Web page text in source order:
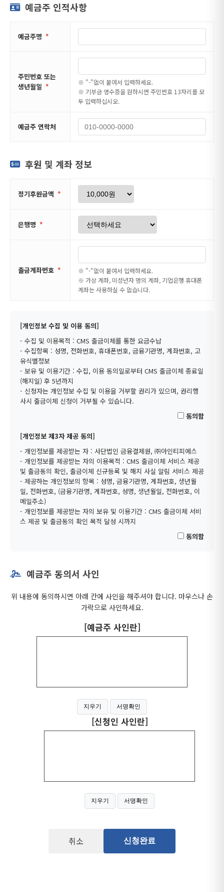
예금주 인적사항
예금주명 *
주민번호 또는
생년월일 *
※ "-"없이 붙여서 입력하세요.
※ 기부금 영수증을 원하시면 주민번호 13자리를 모
두 입력하십시오.
예금주 연락처
후원 및 계좌 정보
정기후원금액 *
은행명 *
출금계좌번호 *
※ "-"없이 붙여서 입력하세요.
※ 가상 계좌, 미성년자 명의 계좌, 기업은행 휴대폰
계좌는 사용하실 수 없습니다.
[개인정보 수집 및 이용 동의]
- 수집 및 이용목적 : CMS 출금이체를 통한 요금수납
- 수집항목 : 성명, 전화번호, 휴대폰번호, 금융기관명, 계좌번호, 고
유식별정보
- 보유 및 이용기간 : 수집, 이용 동의일로부터 CMS 출금이체 종료일
(해지일) 후 5년까지
- 신청자는 개인정보 수집 및 이용을 거부할 권리가 있으며, 권리행
사시 출금이체 신청이 거부될 수 있습니다.
동의함
[개인정보 제3자 제공 동의]
- 개인정보를 제공받는 자 : 사단법인 금융결제원, ㈜아인티피에스
- 개인정보를 제공받는 자의 이용목적 : CMS 출금이체 서비스 제공
및 출금동의 확인, 출금이체 신규등록 및 해지 사실 알림 서비스 제공
- 제공하는 개인정보의 항목 : 성명, 금융기관명, 계좌번호, 생년월
일, 전화번호, (금융기관명, 계좌번호, 성명, 생년월일, 전화번호, 이
메일주소)
- 개인정보를 제공받는 자의 보유 및 이용기간 : CMS 출금이체 서비
스 제공 및 출금동의 확인 목적 달성 시까지
동의함
예금주 동의서 사인
위 내용에 동의하시면 아래 칸에 사인을 해주셔야 합니다. 마우스나 손
가락으로 사인하세요.
[예금주 사인란]
지우기 서명확인
[신청인 사인란]
지우기 서명확인
취소 신청완료